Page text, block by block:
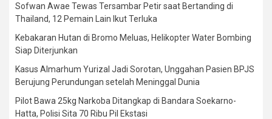
Sofwan Awae Tewas Tersambar Petir saat Bertanding di
Thailand, 12 Pemain Lain Ikut Terluka
Kebakaran Hutan di Bromo Meluas, Helikopter Water Bombing
Siap Diterjunkan
Kasus Almarhum Yurizal Jadi Sorotan, Unggahan Pasien BPJS
Berujung Perundungan setelah Meninggal Dunia
Pilot Bawa 25kg Narkoba Ditangkap di Bandara Soekarno-
Hatta, Polisi Sita 70 Ribu Pil Ekstasi